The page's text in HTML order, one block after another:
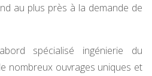
au plus près à la demande de
spécialisé ingénierie du
nombreux ouvrages uniques et